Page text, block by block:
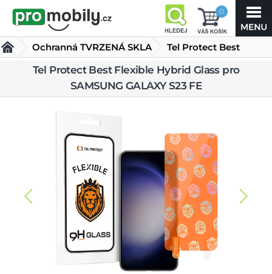
0
Ochranná TVRZENÁ SKLA
Tel Protect Best
Flexible Hybrid Glass
pro SAMSUNG GALAXY S23 FE
Tel Protect Best Flexible Hybrid Glass pro
SAMSUNG GALAXY S23 FE